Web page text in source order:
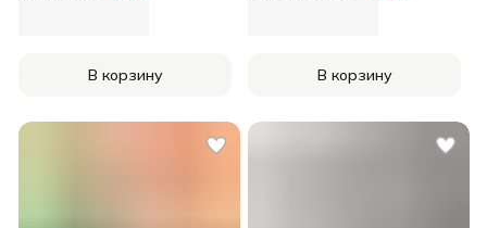
В корзину В корзину